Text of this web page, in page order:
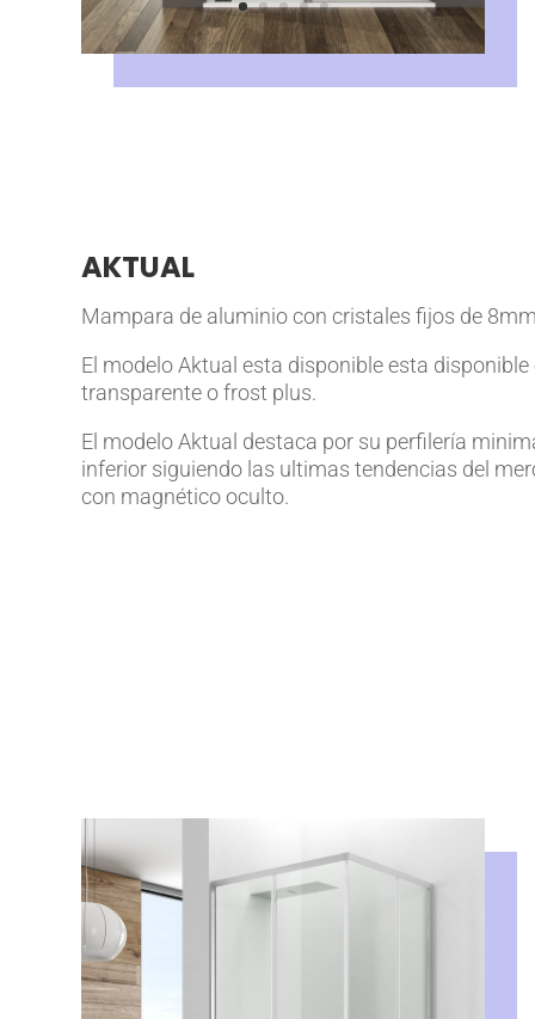
AKTUAL
Mampara de aluminio con cristales fijos de
El modelo Aktual esta disponible esta
transparente o frost plus.
El modelo Aktual destaca por su perfilería
inferior siguiendo las ultimas tendencias del
con magnético oculto.